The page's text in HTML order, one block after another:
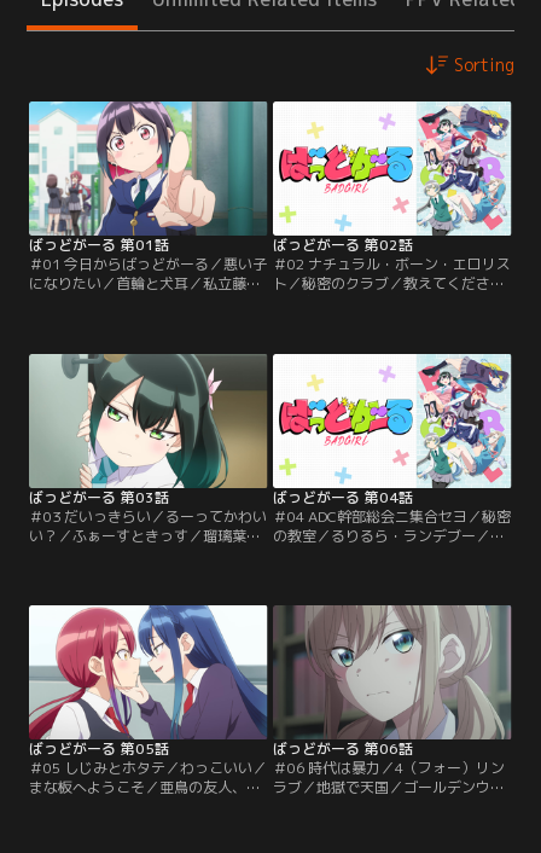
Sorting
ばっどがーる 第01話
＃01 今日からばっどがーる／悪い子
になりたい／首輪と犬耳／私立藤ヶ
風紀委員長、水鳥亜鳥の気を引きた
い優は、不良の中の不良を目指し
て“ばっどがーる”に生まれ変わるこ
とを決意する！ 通学中のバスで、偶
然亜鳥と乗り合わせてしまい狼狽え
る優。【提供：バンダイチャンネ
ばっどがーる 第02話
＃02 ナチュラル・ボーン・エロリス
ト／秘密のクラブ／教えてください
にアピールしようともくろむが、園
児たちの自由奔放さにたじたじとな
る。亜鳥に心配されて浮かれる優だ
ったが、『ADC（亜鳥様大好きクラ
ブ）』の一員、小毬まりあに危険因
子とみなされ…。【提供：バンダイ
チャンネル】
ばっどがーる 第03話
＃03 だいっきらい／るーってかわい
い？／ふぁーすときっす／瑠璃葉る
かけてきた優を自分のファンだと思
い、握手してあげようとするるら。
しかし、亜鳥のことしか頭にない優
は、握手どころか可愛いとも言って
くれない。生まれて初めての屈辱を
味わったるらは…。【提供：バンダ
イチャンネル】
ばっどがーる 第04話
＃04 ADC幹部総会ニ集合セヨ／秘密
の教室／るりるら・ランデブー／今
たが、程なくしてその教室から出て
くる。去り際の亜鳥が発した言葉を
不思議に感じた優が中に入ってみる
と、ホワイトボードには、亜鳥が残
したと思われる“啓示”が存在してい
た。【提供：バンダイチャンネル】
ばっどがーる 第05話
＃05 しじみとホタテ／わっこいい／
まな板へようこそ／亜鳥の友人、図
ばっどがーる 第06話
＃06 時代は暴力／4（フォー）リン
ラブ／地獄で天国／ゴールデンウィ